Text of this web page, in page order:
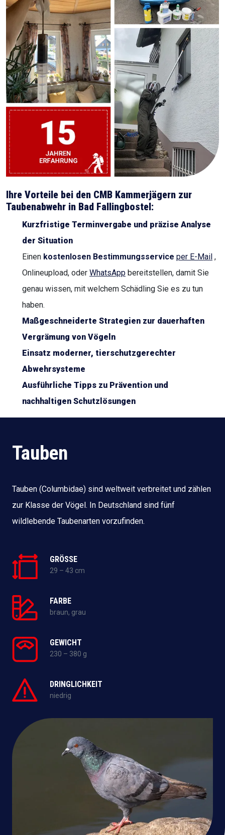
Ihre Vorteile bei den CMB Kammerjägern zur
Taubenabwehr in Bad Fallingbostel:
Kurzfristige Terminvergabe und präzise Analyse
der Situation
Einen kostenlosen Bestimmungsservice per E-Mail ,
Onlineupload, oder WhatsApp bereitstellen, damit Sie
genau wissen, mit welchem Schädling Sie es zu tun
haben.
Maßgeschneiderte Strategien zur dauerhaften
Vergrämung von Vögeln
Einsatz moderner, tierschutzgerechter
Abwehrsysteme
Ausführliche Tipps zu Prävention und
nachhaltigen Schutzlösungen
Tauben
Tauben (Columbidae) sind weltweit verbreitet und zählen
zur Klasse der Vögel. In Deutschland sind fünf
wildlebende Taubenarten vorzufinden.
GRÖSSE
29 – 43 cm
FARBE
braun, grau
GEWICHT
230 – 380 g
DRINGLICHKEIT
niedrig